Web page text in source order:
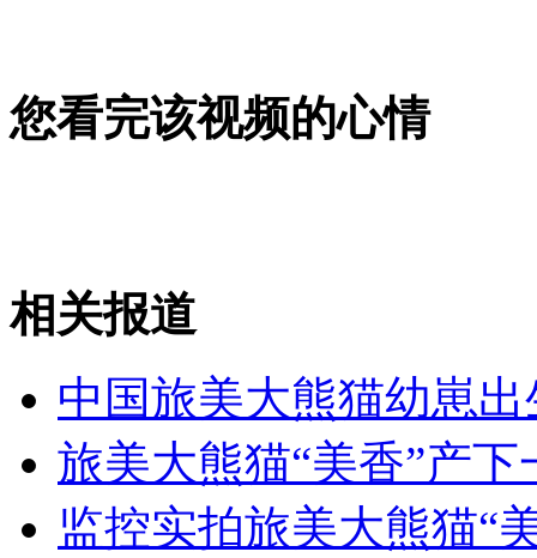
章子怡推荐张柏芝演"危险关系"
山西运城恶犬咬伤多人 警民合力深夜将其击毙
女孩北京地铁殴打老人 痛下狠手拳打脚踢
您看完该视频的心情
相关报道
中国旅美大熊猫幼崽
旅美大熊猫“美香”产下
监控实拍旅美大熊猫“